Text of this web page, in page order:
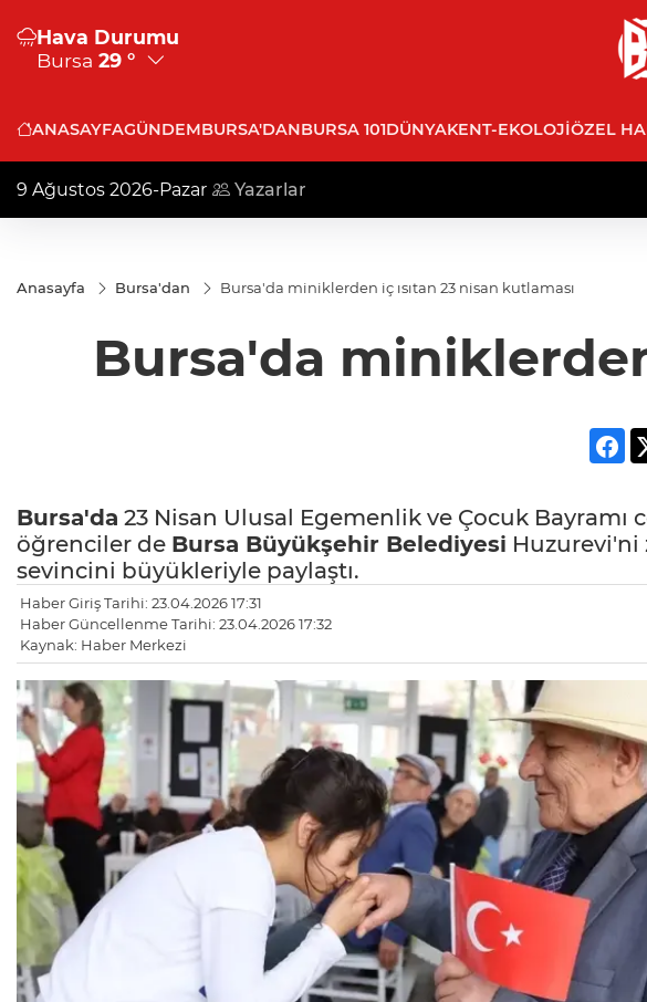
Hava Durumu
Bursa 29 °
ANASAYFAGÜNDEMBURSA'DANBURSA 101DÜNYAKENT-EKOLOJIÖZEL
9 Ağustos 2026-Pazar Yazarlar
Anasayfa Bursa'dan Bursa'da miniklerden iç ısıtan 23 nisan kutlaması
Bursa'da
Bursa'da 23 Nisan Ulusal Egemenlik ve Çocuk
öğrenciler de Bursa Büyükşehir Belediyesi Huzurevi'ni
sevincini büyükleriyle paylaştı.
Haber Giriş Tarihi: 23.04.2026 17:31
Haber Güncellenme Tarihi: 23.04.2026 17:32
Kaynak: Haber Merkezi